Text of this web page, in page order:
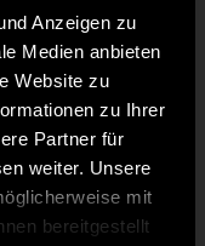
Anzeigen zu
Medien anbieten
Website zu
zu Ihrer
Partner für
weiter. Unsere
mit
bereitgestellt